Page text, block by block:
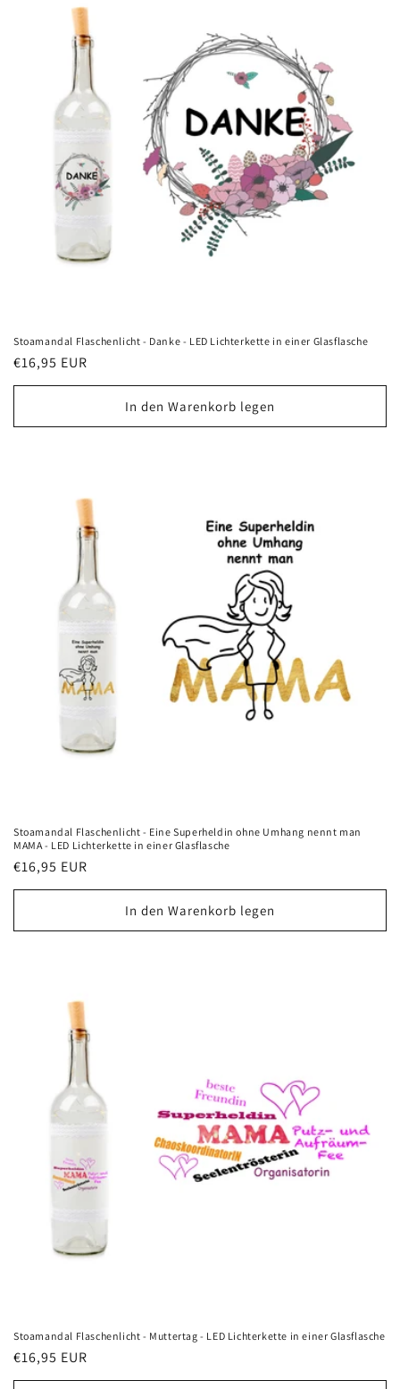
Stoamandal Flaschenlicht - Danke - LED Lichterkette in einer Glasflasche
Normaler
Preis
€16,95 EUR
In den Warenkorb legen
Stoamandal Flaschenlicht - Eine Superheldin ohne Umhang nennt man
MAMA - LED Lichterkette in einer Glasflasche
Normaler
Preis
€16,95 EUR
In den Warenkorb legen
Stoamandal Flaschenlicht - Muttertag - LED Lichterkette in einer Glasflasche
Normaler
Preis
€16,95 EUR